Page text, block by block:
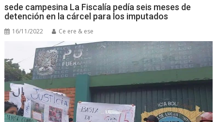
sede campesina La Fiscalía pedía seis meses de
detención en la cárcel para los imputados
16/11/2022 Ce ere & ese